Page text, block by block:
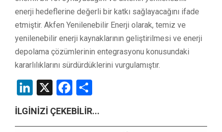
enerji hedeflerine değerli bir katkı sağlayacağını ifade
etmiştir. Akfen Yenilenebilir Enerji olarak, temiz ve
yenilenebilir enerji kaynaklarının geliştirilmesi ve enerji
depolama çözümlerinin entegrasyonu konusundaki
kararlılıklarını sürdürdüklerini vurgulamıştır.
LinkedIn
X Facebook
İLGİNİZİ ÇEKEBİLİR...